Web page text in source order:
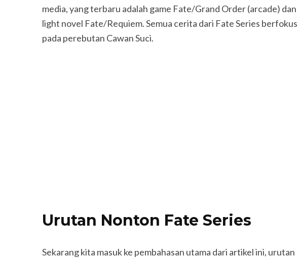
media, yang terbaru adalah game Fate/Grand Order (arcade) dan
light novel Fate/Requiem. Semua cerita dari Fate Series berfokus
pada perebutan Cawan Suci.
Urutan Nonton Fate Series
Sekarang kita masuk ke pembahasan utama dari artikel ini, urutan